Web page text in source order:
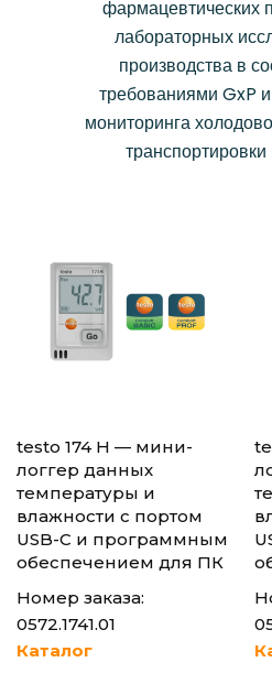
фармацевтических
лабораторных
производства в
требованиями GxP
мониторинга
testo 174 H — мини-
логгер данных
температуры и
влажности с портом
USB-C и программным
обеспечением для ПК
Номер заказа:
0572.1741.01
Каталог